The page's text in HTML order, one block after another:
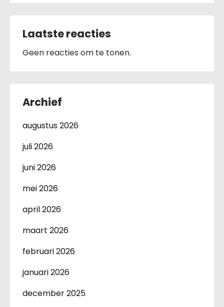
Laatste reacties
Geen reacties om te tonen.
Archief
augustus 2026
juli 2026
juni 2026
mei 2026
april 2026
maart 2026
februari 2026
januari 2026
december 2025